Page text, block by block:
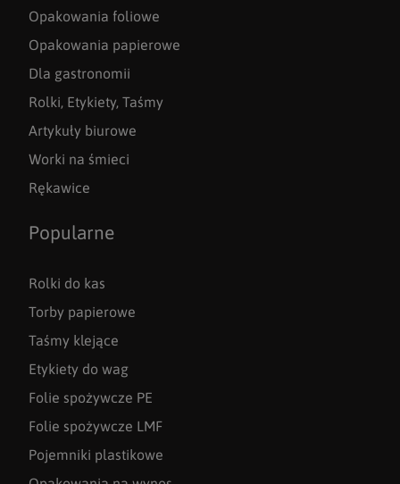
Opakowania foliowe
Opakowania papierowe
Dla gastronomii
Rolki, Etykiety, Taśmy
Artykuły biurowe
Worki na śmieci
Rękawice
Popularne
Rolki do kas
Torby papierowe
Taśmy klejące
Etykiety do wag
Folie spożywcze PE
Folie spożywcze LMF
Pojemniki plastikowe